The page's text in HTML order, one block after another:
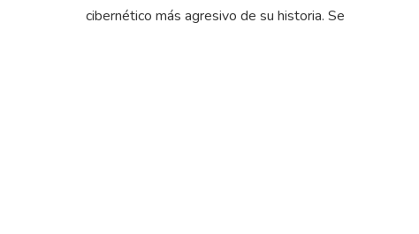
cibernético más agresivo de su historia. Se